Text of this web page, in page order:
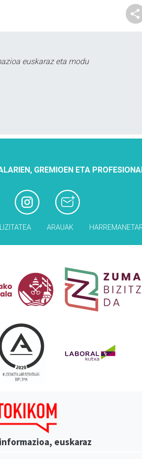
euskaraz eta modu
GREMIOEN ETA
ARAUAK
euskaraz